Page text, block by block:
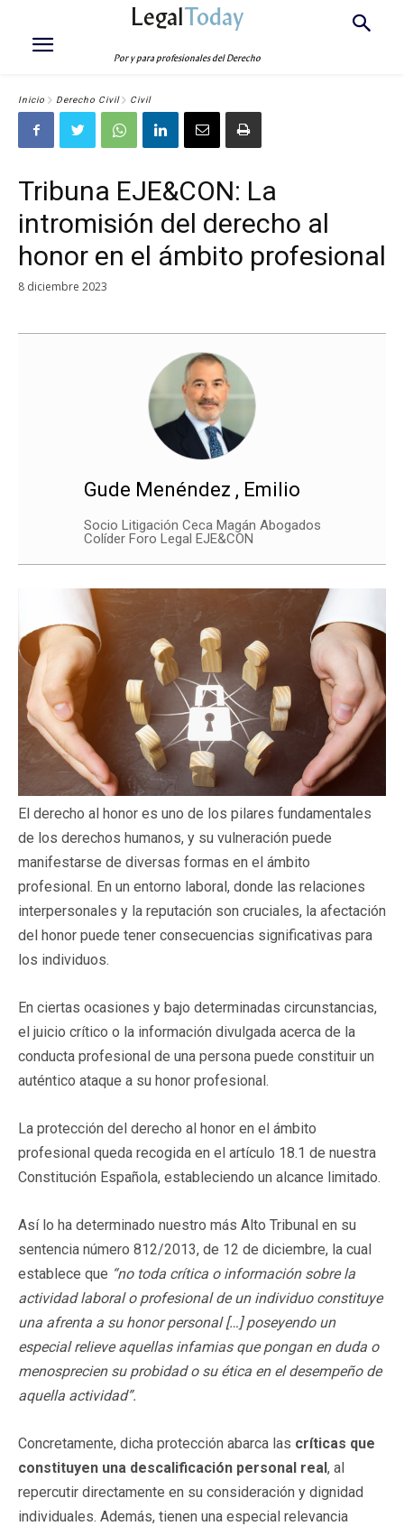
LegalToday
Por y para profesionales del Derecho
Inicio Derecho Civil Civil
Tribuna EJE&CON: La
intromisión del derecho al
honor en el ámbito profesional
8 diciembre 2023
Gude Menéndez , Emilio
Socio Litigación Ceca Magán Abogados
Colíder Foro Legal EJE&CON
El derecho al honor es uno de los pilares fundamentales
de los derechos humanos, y su vulneración puede
manifestarse de diversas formas en el ámbito
profesional. En un entorno laboral, donde las relaciones
interpersonales y la reputación son cruciales, la afectación
del honor puede tener consecuencias significativas para
los individuos.
En ciertas ocasiones y bajo determinadas circunstancias,
el juicio crítico o la información divulgada acerca de la
conducta profesional de una persona puede constituir un
auténtico ataque a su honor profesional.
La protección del derecho al honor en el ámbito
profesional queda recogida en el artículo 18.1 de nuestra
Constitución Española, estableciendo un alcance limitado.
Así lo ha determinado nuestro más Alto Tribunal en su
sentencia número 812/2013, de 12 de diciembre, la cual
establece que “no toda crítica o información sobre la
actividad laboral o profesional de un individuo constituye
una afrenta a su honor personal […] poseyendo un
especial relieve aquellas infamias que pongan en duda o
menosprecien su probidad o su ética en el desempeño de
aquella actividad”.
Concretamente, dicha protección abarca las críticas que
constituyen una descalificación personal real, al
repercutir directamente en su consideración y dignidad
individuales. Además, tienen una especial relevancia